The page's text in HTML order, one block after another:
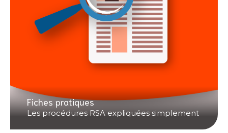
Fiches pratiques
Les procédures RSA expliquées simplement